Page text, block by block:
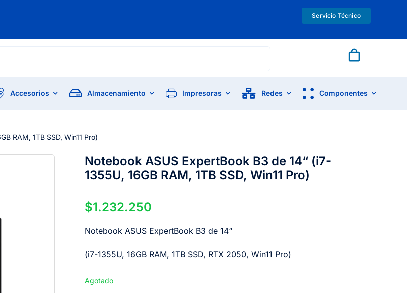
Servicio Técnico
Accesorios Almacenamiento Impresoras Redes Componentes
RAM, 1TB SSD, Win11 Pro)
Notebook ASUS ExpertBook B3 de 14“ (i7-
1355U, 16GB RAM, 1TB SSD, Win11 Pro)
$1.232.250
Notebook ASUS ExpertBook B3 de 14“
(i7-1355U, 16GB RAM, 1TB SSD, RTX 2050, Win11 Pro)
Agotado